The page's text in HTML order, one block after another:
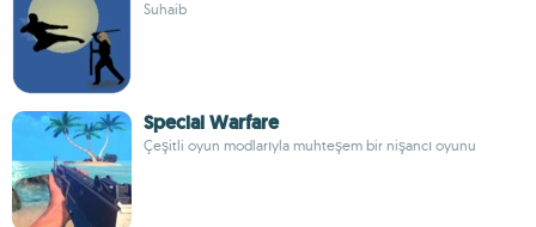
Suhaib
Special Warfare
Çeşitli oyun modlarıyla muhteşem bir nişancı oyunu